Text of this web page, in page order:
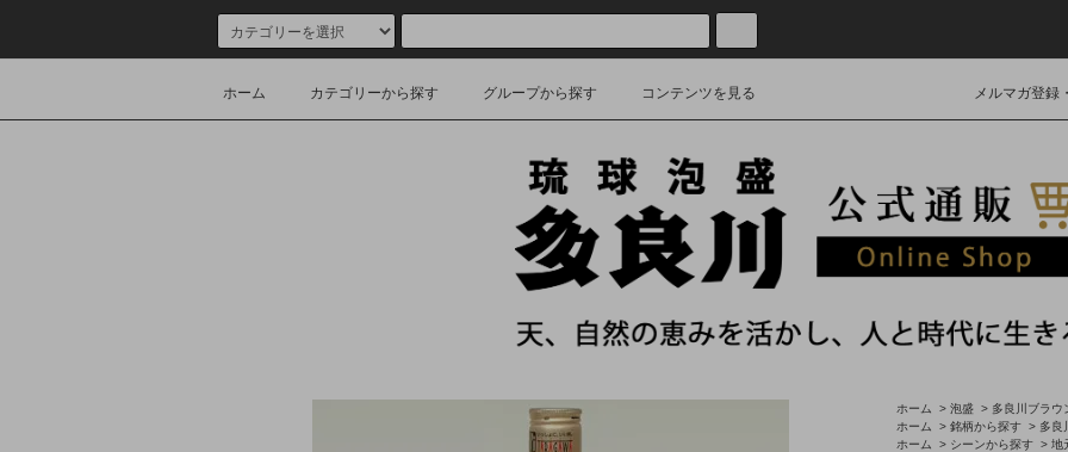
ホーム カテゴリーから探す グループから探す コンテンツを見る メルマガ登録
ホーム > 泡盛 > 多良川ブラウ
ホーム
> 銘柄から探す > 多良
ホーム
> シーンから探す > 地